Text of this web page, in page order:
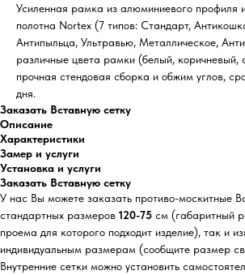
Усиленная рамка из алюминиевого профиля
полотна Nortex (7 типов: Стандарт,
Антипыльца, Ультравью, Металлическое,
различные цвета рамки (белый, коричневый,
прочная стендовая сборка и обжим углов,
дня.
Заказать Вставную сетку
Описание
Характеристики
Замер и услуги
Установка и услуги
Заказать Вставную сетку
У нас Вы можете заказать противо-москитные
стандартных размеров 120-75 см (габаритный
проема для которого подходит изделие), так и
индивидуальным размерам (сообщите размер
Внутренние сетки можно установить